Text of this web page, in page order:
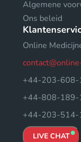
Algemene
Ons beleid
Online
+44-203-608-
+44-808-189-
+44-203-514-
LIVE CHAT